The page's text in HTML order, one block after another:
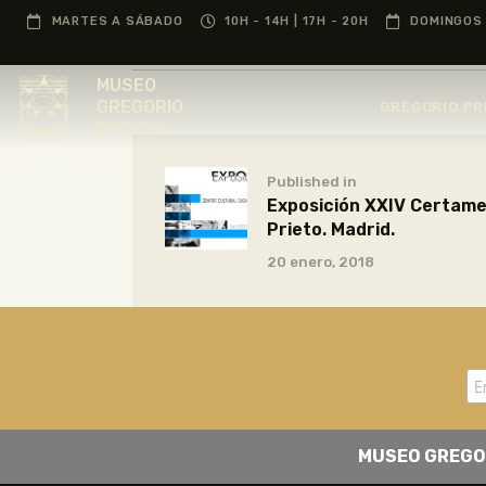
MARTES A SÁBADO 10H - 14H | 17H - 20H
MUSEO
Published in
Exposición XXIV
Prieto. Madrid.
20 enero, 2018
MUSEO